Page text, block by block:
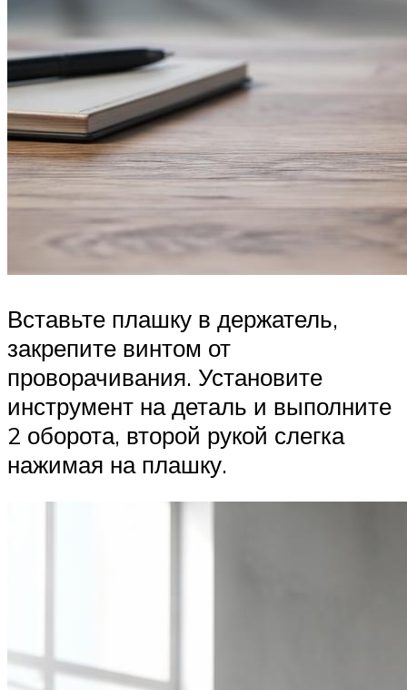
Вставьте плашку в держатель,
закрепите винтом от
проворачивания. Установите
инструмент на деталь и выполните
2 оборота, второй рукой слегка
нажимая на плашку.